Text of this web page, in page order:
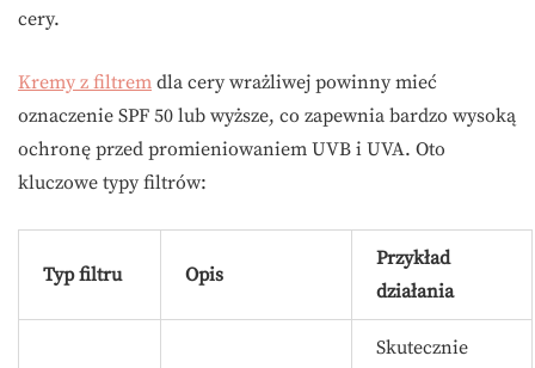
cery.
Kremy z filtrem dla cery wrażliwej powinny mieć
oznaczenie SPF 50 lub wyższe, co zapewnia bardzo wysoką
ochronę przed promieniowaniem UVB i UVA. Oto
kluczowe typy filtrów:
Typ filtru Opis
Przykład
działania
Skutecznie